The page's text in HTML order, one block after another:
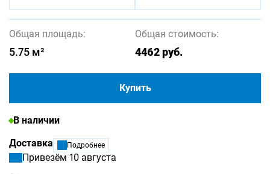
Общая площадь:
5.75 м²
Общая стоимость:
4462руб.
Купить
В наличии
Доставка
Подробнее
Привезём 10 августа